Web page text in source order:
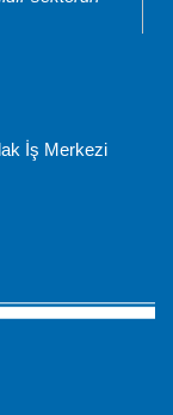
İş Merkezi